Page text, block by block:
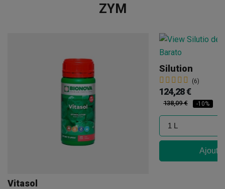
ZYM
Vitasol
Silution
(6)
124,28 €
138,09 € -10%